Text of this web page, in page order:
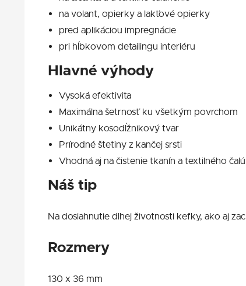
na volant, opierky a lakťové opierky
pred aplikáciou impregnácie
pri hĺbkovom detailingu interiéru
Hlavné výhody
Vysoká efektivita
Maximálna šetrnosť ku všetkým povrchom
Unikátny kosodĺžnikový tvar
Prírodné štetiny z kančej srsti
Vhodná aj na čistenie tkanín a textilného
Náš tip
Na dosiahnutie dlhej životnosti kefky, ako aj
Rozmery
130 x 36 mm